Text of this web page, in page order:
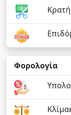
Φορολογία